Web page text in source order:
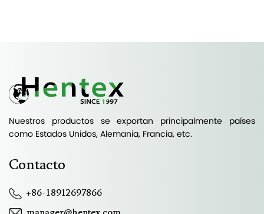
Nuestros productos se exportan principalmente países
como Estados Unidos, Alemania, Francia, etc.
Contacto
+86-18912697866